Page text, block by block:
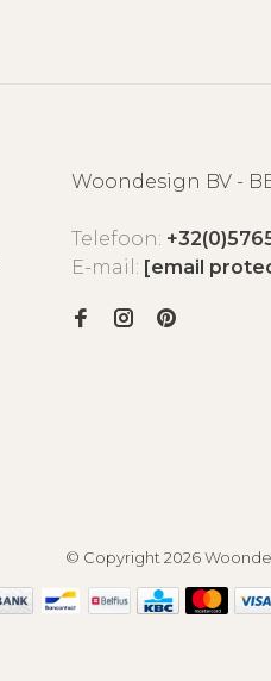
Woondesign BV -
Telefoon:
E-mail: [email
© Copyright 2026